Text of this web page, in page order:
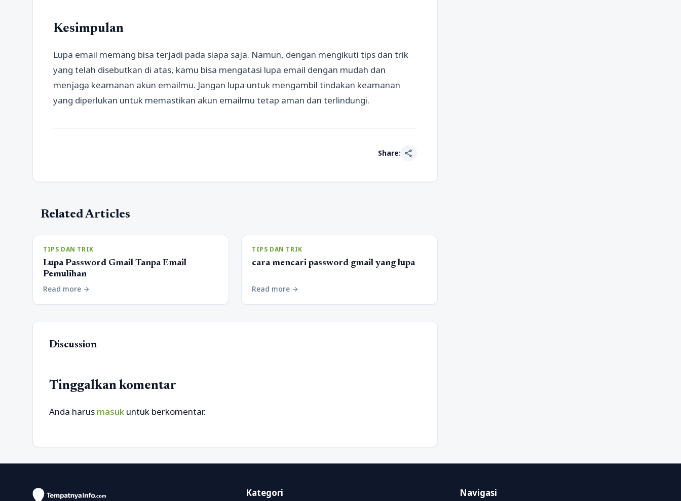
Kesimpulan
Lupa email memang bisa terjadi pada siapa saja. Namun, dengan mengikuti tips dan trik
yang telah disebutkan di atas, kamu bisa mengatasi lupa email dengan mudah dan
menjaga keamanan akun emailmu. Jangan lupa untuk mengambil tindakan keamanan
yang diperlukan untuk memastikan akun emailmu tetap aman dan terlindungi.
Share: share
Related Articles
TIPS DAN TRIK
Lupa Password Gmail Tanpa Email
Pemulihan
Read more arrow_forward
TIPS DAN TRIK
cara mencari password gmail yang lupa
Read more arrow_forward
Discussion
Tinggalkan komentar
Anda harus masuk untuk berkomentar.
Kategori Navigasi